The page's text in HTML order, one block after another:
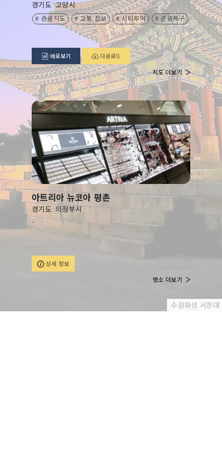
수원화성 서장대
경기도 고양시
# 관광지도 # 교통 정보 # 시티투어 # 관광특구
바로보기 다운로드
지도 더보기
아트리아 뉴코아 평촌
경기도 의정부시
-
상세 정보
명소 더보기